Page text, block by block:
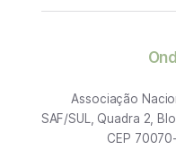
Associação
SAF/SUL, Quadra 2,
CEP